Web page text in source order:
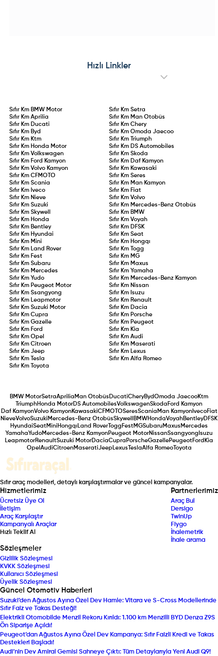
Amarok’un, madencilik, filolar ve
çevreci pikap tutkunları için küresel
pratikliği bir arada arayan
sürücülere hitap ediyor.
Hızlı Linkler
Sıfır Km BMW Motor Sıfır Km Setra
Sıfır KmAprilia Sıfır Km Man Otobüs
Sıfır Km Ducati Sıfır Km Chery
Sıfır Km Byd Sıfır Km Omoda Jaecoo
Sıfır Km Ktm Sıfır Km
Triumph
Sıfır Km Honda Motor Sıfır Km DS Automobiles
Sıfır KmVolkswagen Sıfır Km Skoda
Sıfır Km Ford Kamyon Sıfır Km Daf Kamyon
Sıfır KmVolvo Kamyon Sıfır Km Kawasaki
Sıfır KmCFMOTO Sıfır Km Seres
Sıfır KmScania Sıfır Km Man Kamyon
Sıfır Km Iveco Sıfır Km Fiat
Sıfır Km Nieve Sıfır Km Volvo
Sıfır KmSuzuki Sıfır Km Mercedes-Benz Otobüs
Sıfır KmSkywell Sıfır Km BMW
Sıfır Km Honda Sıfır Km Voyah
Sıfır Km Bentley Sıfır Km DFSK
Sıfır Km Hyundai Sıfır Km Seat
Sıfır Km Mini Sıfır Km Hongqı
Sıfır Km Land Rover Sıfır Km
Togg
Sıfır Km Fest Sıfır Km MG
Sıfır KmSubaru Sıfır Km Maxus
Sıfır Km Mercedes Sıfır Km Yamaha
Sıfır KmYudo Sıfır Km Mercedes-Benz Kamyon
Sıfır Km Peugeot Motor Sıfır Km Nissan
Sıfır KmSsangyong Sıfır Km Isuzu
Sıfır Km Leapmotor Sıfır Km Renault
Sıfır KmSuzuki Motor Sıfır Km Dacia
Sıfır KmCupra Sıfır Km Porsche
Sıfır KmGazelle Sıfır Km Peugeot
Sıfır Km Ford Sıfır Km Kia
Sıfır KmOpel Sıfır Km Audi
Sıfır KmCitroen Sıfır Km Maserati
Sıfır KmJeep Sıfır Km Lexus
Sıfır Km
Tesla Sıfır Km Alfa Romeo
Sıfır Km
Toyota
BMW MotorSetraAprilia Man Otobüs DucatiCheryBydOmoda JaecooKtm
TriumphHonda MotorDS AutomobilesVolkswagenSkoda Ford Kamyon
Daf KamyonVolvo KamyonKawasakiCFMOTOSeresScania Man KamyonIvecoFiat
NieveVolvoSuzuki Mercedes-Benz OtobüsSkywell BMWHondaVoyahBentleyDFSK
HyundaiSeatMini Hongqı Land Rover Togg FestMGSubaruMaxus Mercedes
YamahaYudoMercedes-Benz KamyonPeugeot MotorNissanSsangyong Isuzu
LeapmotorRenaultSuzuki MotorDaciaCupra PorscheGazellePeugeotFord Kia
Opel AudiCitroenMaseratiJeep Lexus TeslaAlfa RomeoToyota
Sıfır araç modelleri, detaylı karşılaştırmalar ve güncel kampanyalar.
Hizmetlerimiz
Ücretsiz Üye Ol
İletişim
Araç Karşılaştır
Kampanyalı Araçlar
Hızlı Teklif Al
Partnerlerimiz
Araç Bul
Dersigo
TwinUp
Fiygo
İhalemetrik
İhale arama
Sözleşmeler
Gizlilik Sözleşmesi
KVKK Sözleşmesi
Kullanıcı Sözleşmesi
Üyelik Sözleşmesi
Güncel Otomotiv Haberleri
Suzuki’den Ağustos Ayına Özel Dev Hamle: Vitara ve S-Cross Modellerinde
Sıfır Faiz ve Takas Desteği!
Elektrikli Otomobilde Menzil Rekoru Kırıldı: 1.100 km Menzilli BYD Denza Z9S
Ön Siparişe Açıldı!
Peugeot’dan Ağustos Ayına Özel Dev Kampanya: Sıfır Faizli Kredi ve Takas
Destekleri Başladı!
Audi’nin Dev Amiral Gemisi Sahneye Çıktı: Tüm Detaylarıyla Yeni Audi Q9!